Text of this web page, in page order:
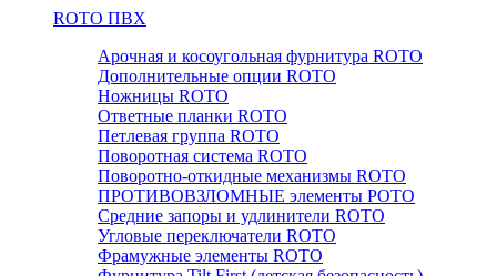
RОTO ПВХ
Арочная и косоугольная фурнитура ROTO
Дополнительные опции ROTO
Ножницы ROTO
Ответные планки ROTO
Петлевая группа ROTO
Поворотная система ROTO
Поворотно-откидные механизмы ROTO
ПРОТИВОВЗЛОМНЫЕ элементы РОТО
Средние запоры и удлинители ROTO
Угловые переключатели ROTO
Фрамужные элементы ROTO